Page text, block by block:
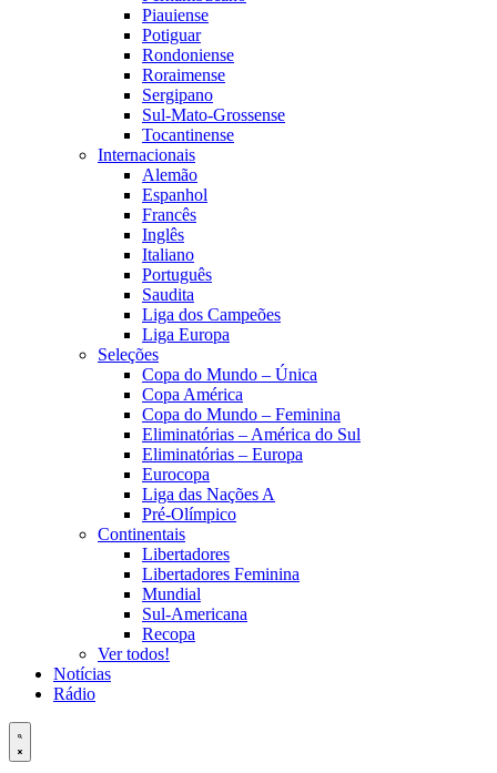
Piauiense
Potiguar
Rondoniense
Roraimense
Sergipano
Sul-Mato-Grossense
Tocantinense
Internacionais
Alemão
Espanhol
Francês
Inglês
Italiano
Português
Saudita
Liga dos Campeões
Liga Europa
Seleções
Copa do Mundo – Única
Copa América
Copa do Mundo – Feminina
Eliminatórias – América do Sul
Eliminatórias – Europa
Eurocopa
Liga das Nações A
Pré-Olímpico
Continentais
Libertadores
Libertadores Feminina
Mundial
Sul-Americana
Recopa
Ver todos!
Notícias
Rádio